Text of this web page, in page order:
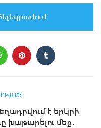
է երկրի
մեջ․